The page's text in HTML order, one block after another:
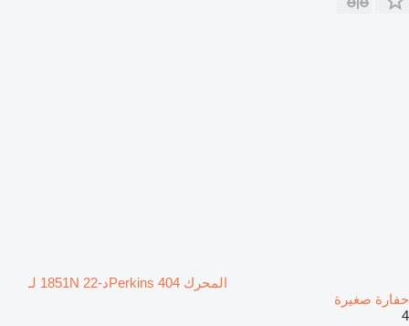
المحرك Perkins 404د-22 1851N لـ
حفارة صغيرة
4